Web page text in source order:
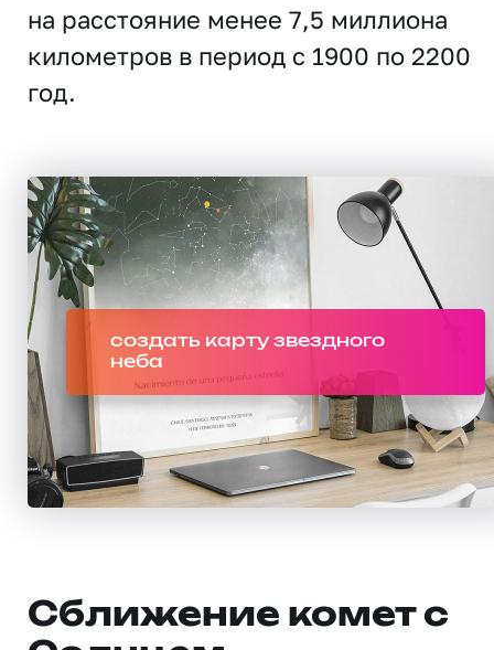
на расстояние менее 7,5 миллиона
километров в период с 1900 по 2200
год.
создать карту звездного
неба
Сближение комет с